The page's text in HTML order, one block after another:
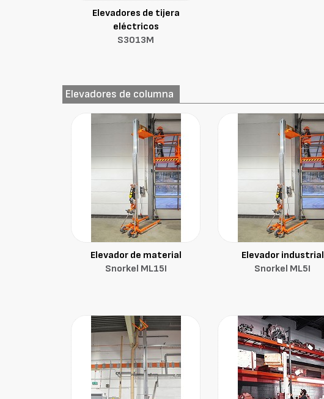
Elevadores de tijera
eléctricos
S3013M
Elevadores de columna
Elevador de material
Snorkel ML15I
Elevador industrial
Snorkel ML5I